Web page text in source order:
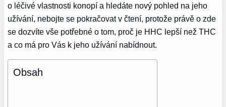
o léčivé vlastnosti konopí a hledáte nový pohled na jeho
užívání, nebojte se pokračovat v čtení, protože právě o zde
se dozvíte vše potřebné o tom, proč je HHC lepší než THC
a co má pro Vás k jeho užívání nabídnout.
Obsah